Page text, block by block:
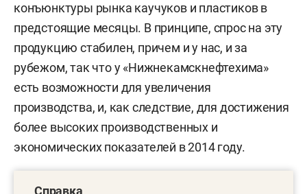
конъюнктуры рынка каучуков и пластиков в
предстоящие месяцы. В принципе, спрос на эту
продукцию стабилен, причем и у нас, и за
рубежом, так что у «Нижнекамскнефтехима»
есть возможности для увеличения
производства, и, как следствие, для достижения
более высоких производственных и
экономических показателей в 2014 году.
Справка